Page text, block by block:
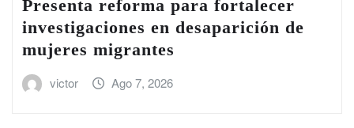
Presenta reforma para fortalecer
investigaciones en desaparición de
mujeres migrantes
victor Ago 7, 2026